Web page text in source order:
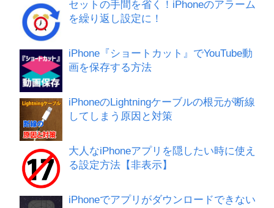
セットの手間を省く！iPhoneのアラーム
を繰り返し設定に！
iPhone『ショートカット』でYouTube動
画を保存する方法
iPhoneのLightningケーブルの根元が断線
してしまう原因と対策
大人なiPhoneアプリを隠したい時に使え
る設定方法【非表示】
iPhoneでアプリがダウンロードできない